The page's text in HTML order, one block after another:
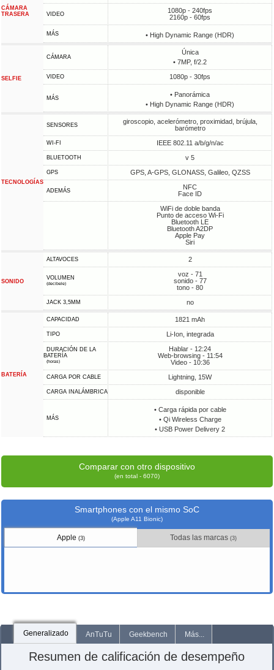
CÁMARA
TRASERA
VIDEO
1080p - 240fps
2160p - 60fps
MÁS • High Dynamic Range (HDR)
SELFIE
CÁMARA
Única
• 7MP, f/2.2
VIDEO 1080p - 30fps
MÁS
• Panorámica
• High Dynamic Range (HDR)
TECNOLOGÍAS
SENSORES
giroscopio, acelerómetro, proximidad, brújula,
barómetro
WI-FI IEEE 802.11 a/b/g/n/ac
BLUETOOTH v 5
GPS GPS, A-GPS, GLONASS, Galileo, QZSS
ADEMÁS
NFC
Face ID
WiFi de doble banda
Punto de acceso Wi-Fi
Bluetooth LE
Bluetooth A2DP
Apple Pay
Siri
SONIDO
ALTAVOCES 2
VOLUMEN
(decibele)
voz - 71
sonido - 77
tono - 80
JACK 3,5MM no
BATERÍA
CAPACIDAD 1821 mAh
TIPO Li-Ion, integrada
DURACIÓN DE LA
BATERÍA
(horas)
Hablar - 12:24
Web-browsing - 11:54
Video - 10:36
CARGA POR CABLE Lightning, 15W
CARGA INALÁMBRICA disponible
MÁS
• Carga rápida por cable
• Qi Wireless Charge
• USB Power Delivery 2
Comparar con otro dispositivo
(en total - 6070)
Smartphones con el mismo SoC
(Apple A11 Bionic)
Apple (3) Todas las marcas(3)
Generalizado AnTuTu Geekbench Más...
Resumen de calificación de desempeño